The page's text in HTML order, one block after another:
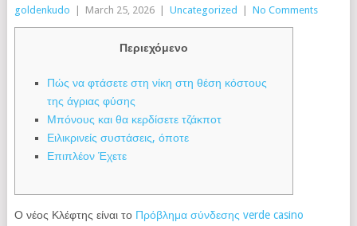
goldenkudo March 25, 2026 Uncategorized No Comments
Περιεχόμενο
Πώς να φτάσετε στη νίκη στη θέση κόστους
της άγριας φύσης
Μπόνους και θα κερδίσετε τζάκποτ
Ειλικρινείς συστάσεις, όποτε
Επιπλέον Έχετε
Ο νέος Κλέφτης είναι το Πρόβλημα σύνδεσης verde casino